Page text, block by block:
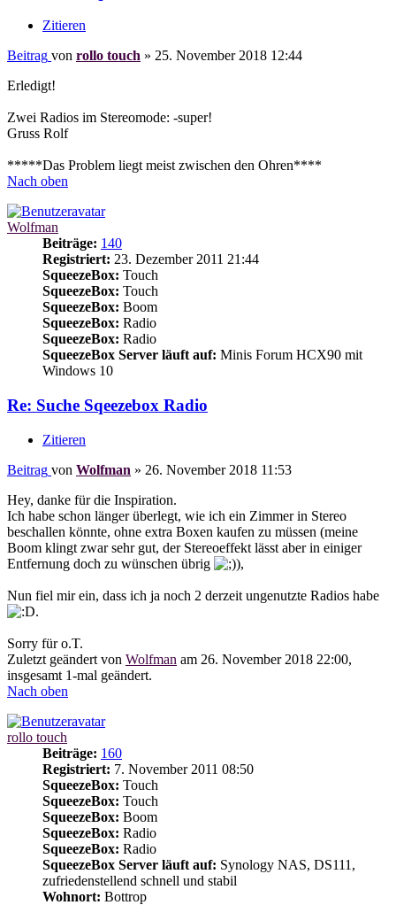
Zitieren
Beitrag von rollo touch » 25. November 2018 12:44
Erledigt!
Zwei Radios im Stereomode: -super!
Gruss Rolf
*****Das Problem liegt meist zwischen den Ohren****
Nach oben
Wolfman
Beiträge: 140
Registriert: 23. Dezember 2011 21:44
SqueezeBox: Touch
SqueezeBox: Touch
SqueezeBox: Boom
SqueezeBox: Radio
SqueezeBox: Radio
SqueezeBox Server läuft auf: Minis Forum HCX90 mit
Windows 10
Re: Suche Sqeezebox Radio
Zitieren
Beitrag von Wolfman » 26. November 2018 11:53
Hey, danke für die Inspiration.
Ich habe schon länger überlegt, wie ich ein Zimmer in Stereo
beschallen könnte, ohne extra Boxen kaufen zu müssen (meine
Boom klingt zwar sehr gut, der Stereoeffekt lässt aber in einiger
Entfernung doch zu wünschen übrig
),
Nun fiel mir ein, dass ich ja noch 2 derzeit ungenutzte Radios habe
.
Sorry für o.T.
Zuletzt geändert von Wolfman am 26. November 2018 22:00,
insgesamt 1-mal geändert.
Nach oben
rollo touch
Beiträge: 160
Registriert: 7. November 2011 08:50
SqueezeBox: Touch
SqueezeBox: Touch
SqueezeBox: Boom
SqueezeBox: Radio
SqueezeBox: Radio
SqueezeBox Server läuft auf: Synology NAS, DS111,
zufriedenstellend schnell und stabil
Wohnort: Bottrop